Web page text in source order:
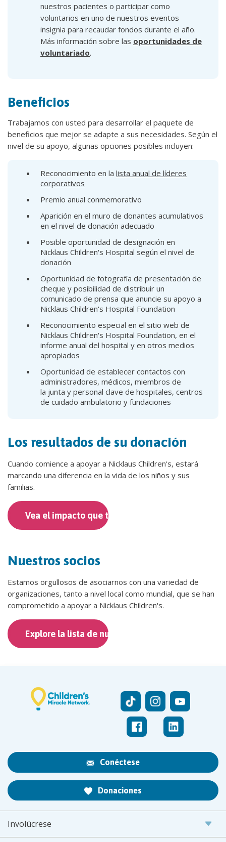
nuestros pacientes o participar como
voluntarios en uno de nuestros eventos
insignia para recaudar fondos durante el año.
Más información sobre las oportunidades de
voluntariado.
Beneficios
Trabajamos con usted para desarrollar el paquete de
beneficios que mejor se adapte a sus necesidades. Según el
nivel de su apoyo, algunas opciones posibles incluyen:
Reconocimiento en la lista anual de líderes
corporativos
Premio anual conmemorativo
Aparición en el muro de donantes acumulativos
en el nivel de donación adecuado
Posible oportunidad de designación en
Nicklaus Children's Hospital según el nivel de
donación
Oportunidad de fotografía de presentación de
cheque y posibilidad de distribuir un
comunicado de prensa que anuncie su apoyo a
Nicklaus Children's Hospital Foundation
Reconocimiento especial en el sitio web de
Nicklaus Children's Hospital Foundation, en el
informe anual del hospital y en otros medios
apropiados
Oportunidad de establecer contactos con
administradores, médicos, miembros de
la junta y personal clave de hospitales, centros
de cuidado ambulatorio y fundaciones
Los resultados de su donación
Cuando comience a apoyar a Nicklaus Children's, estará
marcando una diferencia en la vida de los niños y sus
familias.
Vea el impacto que tenemos en sus vidas
Nuestros socios
Estamos orgullosos de asociarnos con una variedad de
organizaciones, tanto a nivel local como mundial, que se han
comprometido a apoyar a Nicklaus Children's.
Explore la lista de nuestros socios
Conéctese
Donaciones
Involúcrese